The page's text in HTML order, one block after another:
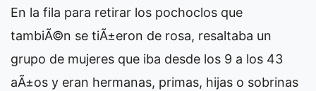
En la fila para retirar los pochoclos que
tambiÃ©n se tiÃ±eron de rosa, resaltaba un
grupo de mujeres que iba desde los 9 a los 43
aÃ±os y eran hermanas, primas, hijas o sobrinas